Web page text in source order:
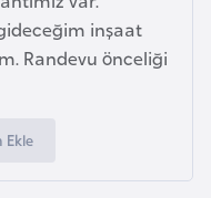
inşaat
Randevu önceliği
Ekle